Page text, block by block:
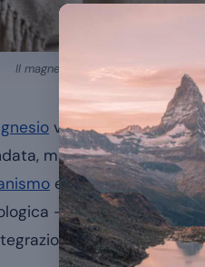
Il magnesio contribuisce a una
viene regolarmente
ma merita di essere
e distingue ciò che
– da ciò che resta
sull’ansia.